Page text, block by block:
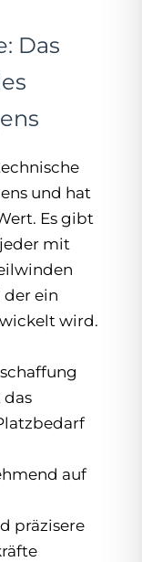
Das
und hat
Es gibt
mit
der ein
wird.
das
auf
präzisere